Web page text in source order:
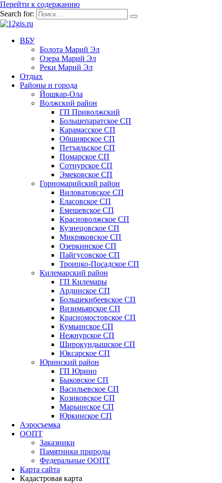
Перейти к содержанию
Search for:
ВБУ
Болота Марий Эл
Озера Марий Эл
Реки Марий Эл
Отдых
Районы и города
Йошкар-Ола
Волжский район
ГП Приволжский
Большепаратское СП
Карамасское СП
Обшиярское СП
Петъяльское СП
Помарское СП
Сотнурское СП
Эмековское СП
Горномарийский район
Виловатовское СП
Еласовское СП
Емешевское СП
Красноволжское СП
Кузнецовское СП
Микряковское СП
Озеркинское СП
Пайгусовское СП
Троицко-Посадское СП
Килемарский район
ГП Килемары
Ардинское СП
Большекибеевское СП
Визимьярское СП
Красномостовское СП
Кумьинское СП
Нежнурское СП
Широкундышское СП
Юксарское СП
Юринский район
ГП Юрино
Быковское СП
Васильевское СП
Козиковское СП
Марьинское СП
Юркинское СП
Аэросъемка
ООПТ
Заказники
Памятники природы
Федеральные ООПТ
Карта сайта
Кадастровая карта